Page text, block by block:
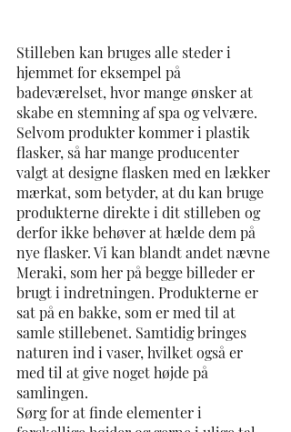
Stilleben kan bruges alle steder i
hjemmet for eksempel på
badeværelset, hvor mange ønsker at
skabe en stemning af spa og velvære.
Selvom produkter kommer i plastik
flasker, så har mange producenter
valgt at designe flasken med en lækker
mærkat, som betyder, at du kan bruge
produkterne direkte i dit stilleben og
derfor ikke behøver at hælde dem på
nye flasker. Vi kan blandt andet nævne
Meraki, som her på begge billeder er
brugt i indretningen. Produkterne er
sat på en bakke, som er med til at
samle stillebenet. Samtidig bringes
naturen ind i vaser, hvilket også er
med til at give noget højde på
samlingen.
Sørg for at finde elementer i